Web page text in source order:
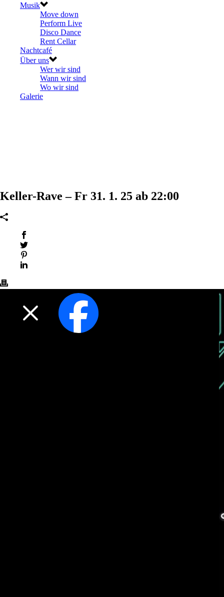
Musik
Move down
Perform Live
Disco Dance
Rent Cellar
Nachtcafé
Über uns
Wer wir sind
Wann wir sind
Wo wir sind
Galerie
Keller-Rave – Fr 31. 1. 25 ab 22:00